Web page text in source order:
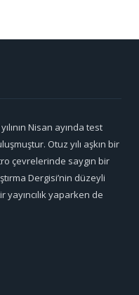
Nisan ayında test
Otuz yılı aşkın bir
çevrelerinde saygın bir
Dergisi’nin düzeyli
yaparken de